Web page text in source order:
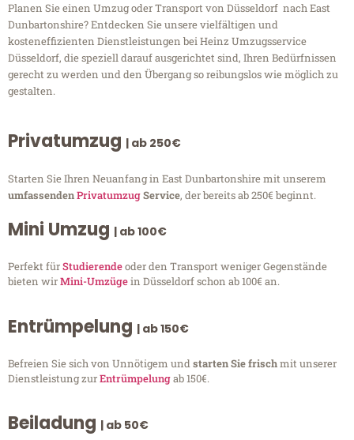
Planen Sie einen Umzug oder Transport von Düsseldorf nach East
Dunbartonshire? Entdecken Sie unsere vielfältigen und
kosteneffizienten Dienstleistungen bei Heinz Umzugsservice
Düsseldorf, die speziell darauf ausgerichtet sind, Ihren Bedürfnissen
gerecht zu werden und den Übergang so reibungslos wie möglich zu
gestalten.
Privatumzug | ab 250€
Starten Sie Ihren Neuanfang in East Dunbartonshire mit unserem
umfassendenPrivatumzugService, der bereits ab 250€ beginnt.
Mini Umzug | ab 100€
Perfekt fürStudierendeoder den Transport weniger Gegenstände
bieten wirMini-Umzügein Düsseldorf schon ab 100€ an.
Entrümpelung | ab 150€
Befreien Sie sich von Unnötigem undstarten Sie frischmit unserer
Dienstleistung zurEntrümpelungab 150€.
Beiladung | ab 50€